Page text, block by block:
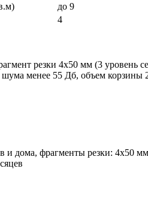
до 9
4
резки 4х50 мм (3 уровень
менее 55 Дб, объем корзины
дома, фрагменты резки: 4х50